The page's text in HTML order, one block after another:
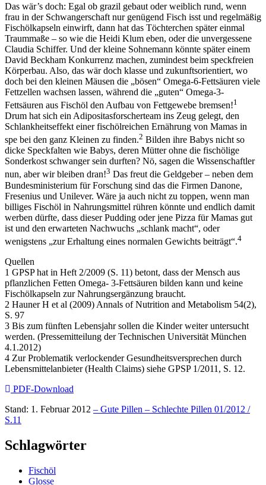
Das wär’s doch: Egal ob grazil gebaut oder weiblich rund, wenn
frau in der Schwangerschaft nur genügend Fisch isst und regelmäßig
Fischölkapseln einwirft, dann hat das Töchterchen später einmal
Traummaße – so wie die Heidi Klum eben, oder die unvergessene
Claudia Schiffer. Und der kleine Sohnemann könnte später einem
David Beckham Konkurrenz machen, zumindest beim speckfreien
Körperbau. Also, das wär doch klasse und zukunftsorientiert, wo
doch bei den kleinen Mäusen die „bösen“ Omega-6-Fettsäuren viele
Fettzellen wachsen lassen, während die „guten“ Omega-3-
Fettsäuren aus Fischöl den Aufbau von Fettgewebe bremsen!1
Drum hat sich ein Adipositasforscherteam ins Zeug gelegt, den
Schlankheitseffekt einer fischölreichen Ernährung von Mamas in
spe bei den ganz Kleinen zu finden.2 Bilden ihre Babys nicht so
dicke Speckfalten wie Babys, deren Mütter ohne die fischölige
Sonderkost schwanger sein durften? Nö, sagen die Wissenschaftler
nun, aber wir bleiben dran!3 Das freut die Geldgeber – neben dem
Bundesministerium für Forschung sind das die Firmen Danone,
Fresenius und Unilever. Wäre ja auch nicht zu toppen, wenn man
billiges Fischöl in Nahrungsmittel rühren könnte und endlich damit
werben dürfte, dass dieser Pudding oder jene Pizza für Mamas gut
ist und den erwarteten Nachwuchs „schlank macht“, oder
wenigstens „zur Erhaltung eines normalen Gewichts beiträgt“.4
Quellen
1 GPSP hat in Heft 2/2009 (S. 11) betont, dass der Mensch aus
pflanzlichen Fetten Omega- 3-Fettsäuren bilden kann und keine
Fischölkapseln zur Nahrungsergänzung braucht.
2 Hauner H et al (2009) Annals of Nutrition and Metabolism 54(2),
S. 97
3 Bis zum fünften Lebensjahr sollen die Kinder weiter untersucht
werden. (Pressemitteilung der Technischen Universität München
4.1.2012)
4 Zur Problematik verlockender Gesundheitsversprechen durch
Lebensmittelanbieter (Health Claims) siehe GPSP 1/2011, S. 12.
PDF-Download
Stand: 1. Februar 2012 – Gute Pillen – Schlechte Pillen 01/2012 /
S.11
Schlagwörter
Fischöl
Glosse